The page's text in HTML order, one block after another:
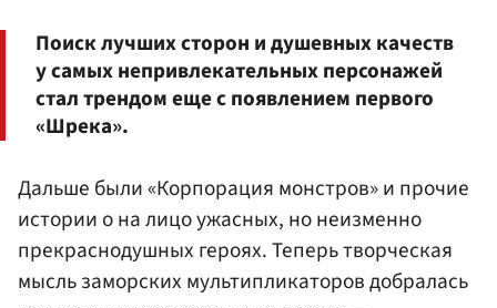
Поиск лучших сторон и душевных качеств
у самых непривлекательных персонажей
стал трендом еще с появлением первого
«Шрека».
Дальше были «Корпорация монстров» и прочие
истории о на лицо ужасных, но неизменно
прекраснодушных героях. Теперь творческая
мысль заморских мультипликаторов добралась